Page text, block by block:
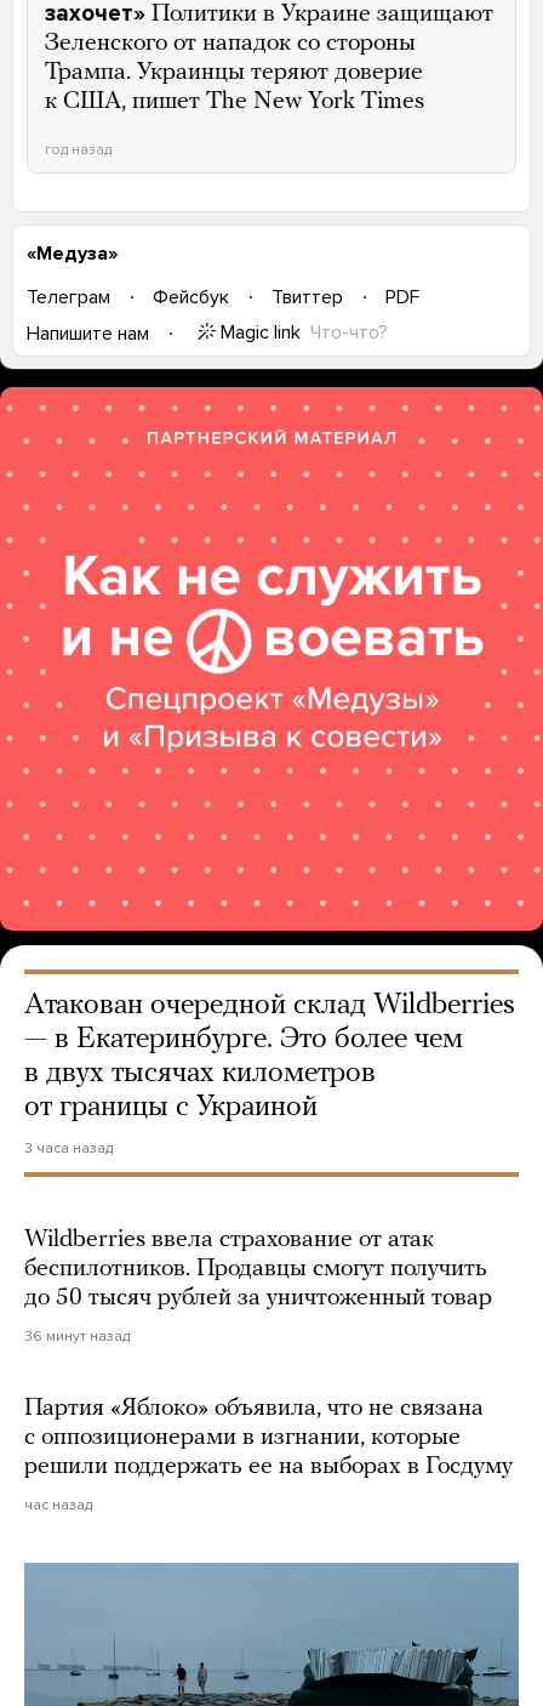
захочет» Политики в Украине защищают
Зеленского от нападок со стороны
Трампа. Украинцы теряют доверие
к США, пишет The New York Times
год назад
«Медуза»
Телеграм
Фейсбук Твиттер
PDF
Напишите нам
Magic link Что-что?
Атакован очередной склад Wildberries
— в Екатеринбурге. Это более чем
в двух тысячах километров
от границы с Украиной
3 часа назад
Wildberries ввела страхование от атак
беспилотников. Продавцы смогут получить
до 50 тысяч рублей за уничтоженный товар
36 минут назад
Партия «Яблоко» объявила, что не связана
с оппозиционерами в изгнании, которые
решили поддержать ее на выборах в Госдуму
час назад